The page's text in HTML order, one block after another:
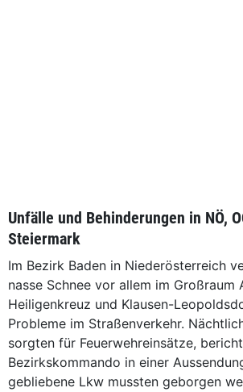
Unfälle und Behinderungen in NÖ,
Steiermark
Im Bezirk Baden in Niederösterreich
nasse Schnee vor allem im Großraum
Heiligenkreuz und Klausen-
Probleme im Straßenverkehr.
sorgten für Feuerwehreinsätze,
Bezirkskommando in einer
gebliebene Lkw mussten geborgen